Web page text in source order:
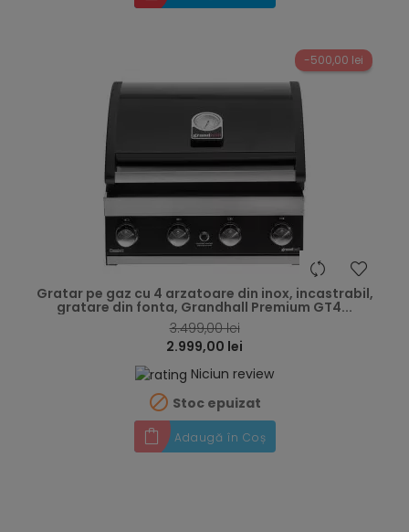
-500,00 lei
Gratar pe gaz cu 4 arzatoare din inox, incastrabil,
gratare din fonta, Grandhall Premium GT4...
3.499,00 lei
2.999,00 lei
Niciun review
 Stoc epuizat
Adaugă în Coș